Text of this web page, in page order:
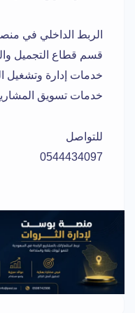
الربط الداخلي في
قسم قطاع التجميل
خدمات إدارة وتشغيل
خدمات تسويق
للتواصل
0544434097